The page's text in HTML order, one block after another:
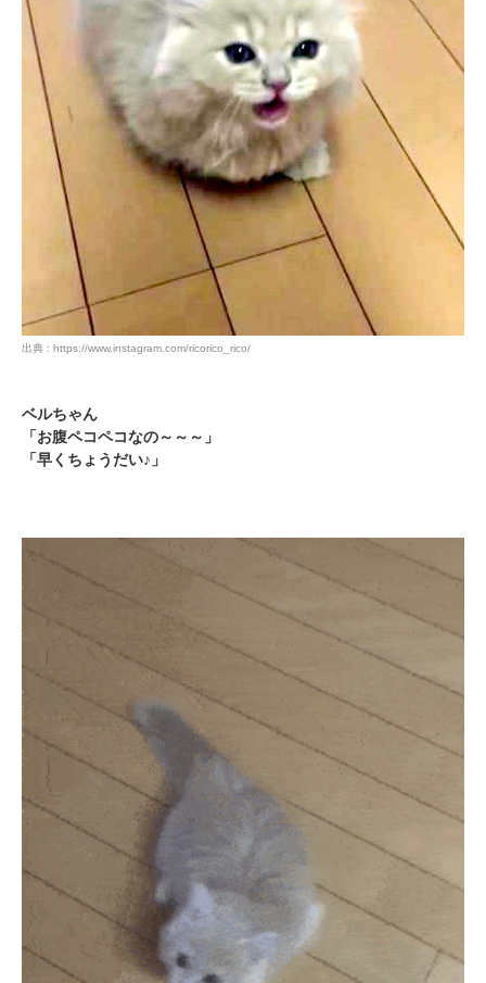
出典 : https://www.instagram.com/ricorico_rico/
ベルちゃん
「お腹ペコペコなの～～～」
「早くちょうだい♪」